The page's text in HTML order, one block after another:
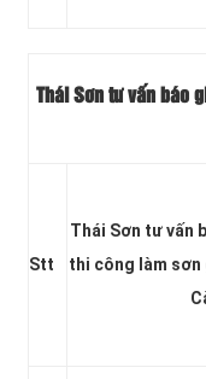
Thái Sơn tư vấn báo
Stt
Thái Sơn tư vấn
thi công làm